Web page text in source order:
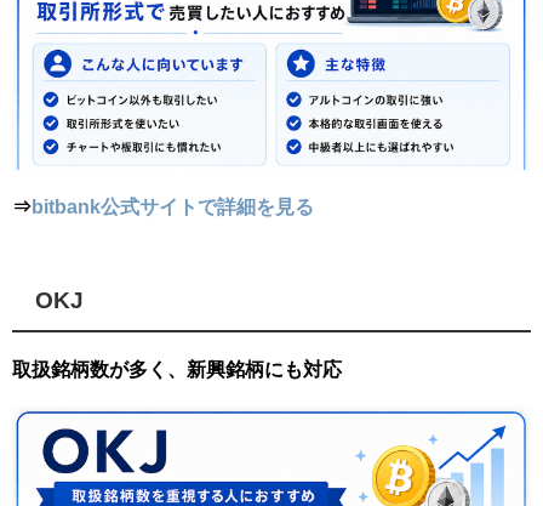
⇒bitbank公式サイトで詳細を見る
OKJ
取扱銘柄数が多く、新興銘柄にも対応